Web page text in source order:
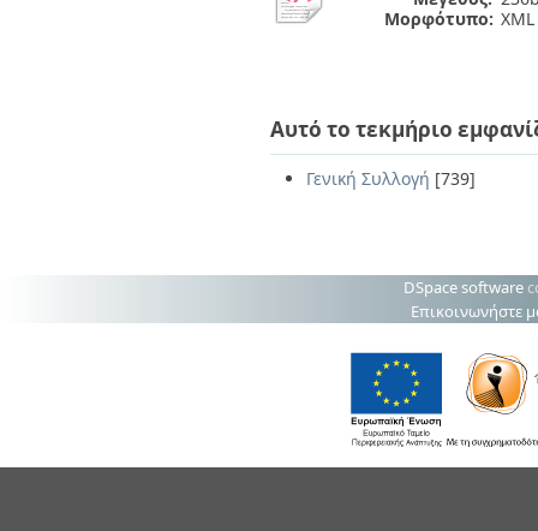
Μορφότυπο: XML
Αυτό το τεκμήριο
Γενική Συλλογή [739]
DSpace software
Επικοινωνήστε